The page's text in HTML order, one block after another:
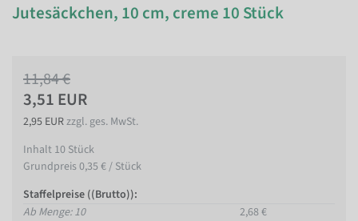
Jutesäckchen, 10 cm, creme 10 Stück
11,84 €
3,51 EUR
2,95 EURzzgl. ges. MwSt.
Inhalt 10 Stück
Grundpreis0,35 € / Stück
Staffelpreise ((Brutto)):
Ab Menge: 10
2,68 €